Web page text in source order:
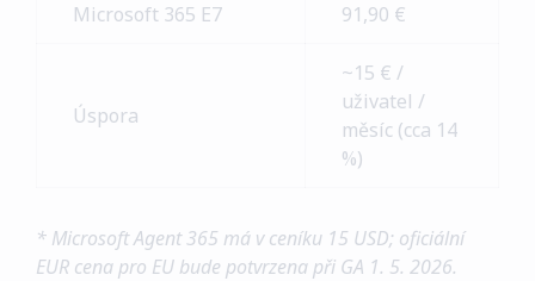
Microsoft 365 E7 91,90 €
Úspora
~15 € /
uživatel /
měsíc (cca 14
%)
* Microsoft Agent 365 má v ceníku 15 USD; oficiální
EUR cena pro EU bude potvrzena při GA 1. 5. 2026.